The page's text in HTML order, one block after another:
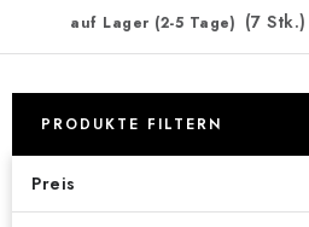
auf Lager (2-5 Tage) (7 Stk.)
PRODUKTE FILTERN
Preis